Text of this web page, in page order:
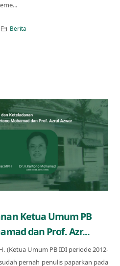
Berita
Ketua Umum PB
dan Prof. Azr...
(Ketua Umum PB IDI periode 2012-
pernah penulis paparkan pada